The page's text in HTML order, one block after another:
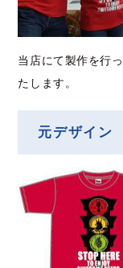
当店にて製作を行
たします。
元デザイン